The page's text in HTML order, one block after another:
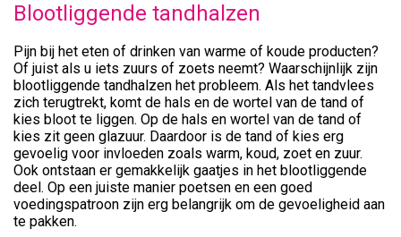
Blootliggende tandhalzen
Pijn bij het eten of drinken van warme of koude producten?
Of juist als u iets zuurs of zoets neemt? Waarschijnlijk zijn
blootliggende tandhalzen het probleem. Als het tandvlees
zich terugtrekt, komt de hals en de wortel van de tand of
kies bloot te liggen. Op de hals en wortel van de tand of
kies zit geen glazuur. Daardoor is de tand of kies erg
gevoelig voor invloeden zoals warm, koud, zoet en zuur.
Ook ontstaan er gemakkelijk gaatjes in het blootliggende
deel. Op een juiste manier poetsen en een goed
voedingspatroon zijn erg belangrijk om de gevoeligheid aan
te pakken.